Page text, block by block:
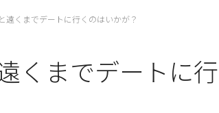
遠くまでデートに行くのはいかが？
くまでデートに